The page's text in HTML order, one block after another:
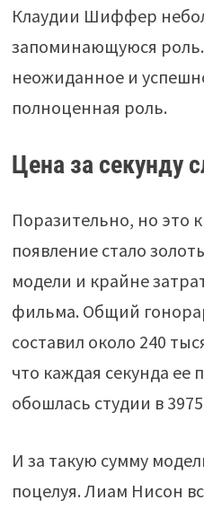
Клаудии Шиффер
запоминающуюся
неожиданное и
полноценная роль.
Цена за секунду
Поразительно, но это
появление стало
модели и крайне
фильма. Общий
составил около 240
что каждая секунда ее
обошлась студии в
И за такую ​​сумму
поцелуя. Лиам Нисон